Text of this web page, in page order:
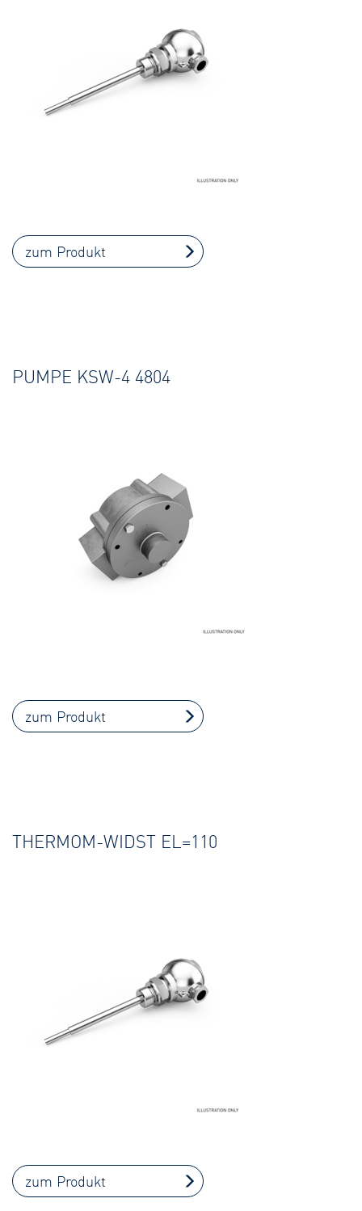
zum Produkt
PUMPE KSW-4 4804
zum Produkt
THERMOM-WIDST EL=110
zum Produkt